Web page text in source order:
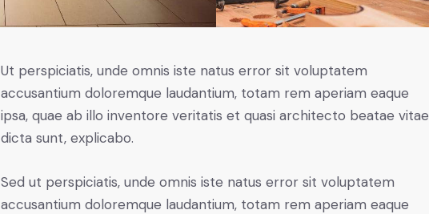
Ut perspiciatis, unde omnis iste natus error sit voluptatem
accusantium doloremque laudantium, totam rem aperiam eaque
ipsa, quae ab illo inventore veritatis et quasi architecto beatae vitae
dicta sunt, explicabo.
Sed ut perspiciatis, unde omnis iste natus error sit voluptatem
accusantium doloremque laudantium, totam rem aperiam eaque